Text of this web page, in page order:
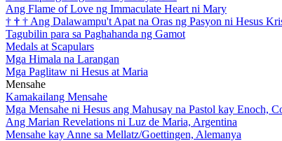
Ang Flame of Love ng Immaculate Heart ni Mary
† † † Ang Dalawampu't Apat na Oras ng Pasyon ni Hesus
Tagubilin para sa Paghahanda ng Gamot
Medals at Scapulars
Mga Himala na Larangan
Mga Paglitaw ni Hesus at Maria
Mensahe
Kamakailang Mensahe
Mga Mensahe ni Hesus ang Mahusay na Pastol kay Enoch,
Ang Marian Revelations ni Luz de Maria, Argentina
Mensahe kay Anne sa Mellatz/Goettingen, Alemanya